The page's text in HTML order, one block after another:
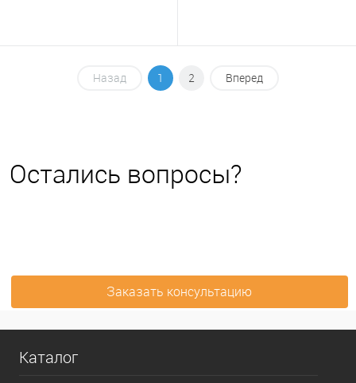
Назад 1 2 Вперед
Остались вопросы?
Заказать консультацию
Каталог